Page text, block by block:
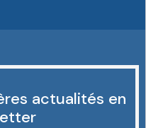
actualités en